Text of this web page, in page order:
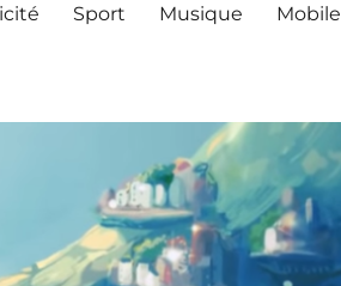
Sport Musique Mobile